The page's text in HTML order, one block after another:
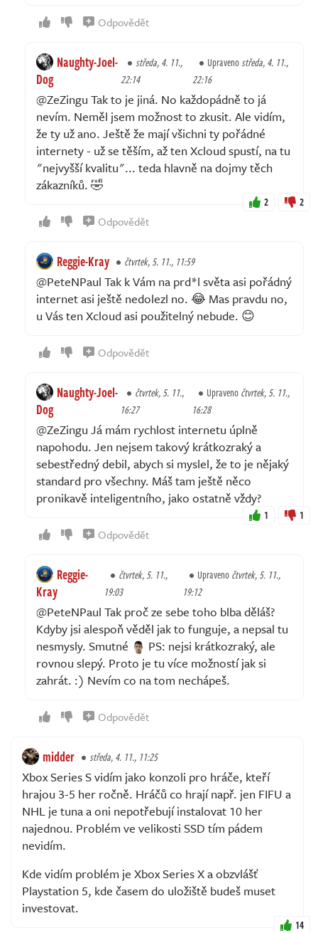
Odpovědět
Naughty-Joel-
Dog
středa, 4. 11.,
22:14
Upravenostředa, 4. 11.,
22:16
@ZeZingu Tak to je jiná. No každopádně to já
nevím. Neměl jsem možnost to zkusit. Ale vidím,
že ty už ano. Ještě že mají všichni ty pořádné
internety - už se těším, až ten Xcloud spustí, na tu
"nejvyšší kvalitu"... teda hlavně na dojmy těch
zákazníků. 🤣
2 2
Odpovědět
Reggie-Kray čtvrtek, 5. 11., 11:59
@PeteNPaul Tak k Vám na prd*l světa asi pořádný
internet asi ještě nedolezl no. 😂 Mas pravdu no,
u Vás ten Xcloud asi použitelný nebude. 😊
Odpovědět
Naughty-Joel-
Dog
čtvrtek, 5. 11.,
16:27
Upravenočtvrtek, 5. 11.,
16:28
@ZeZingu Já mám rychlost internetu úplně
napohodu. Jen nejsem takový krátkozraký a
sebestředný debil, abych si myslel, že to je nějaký
standard pro všechny. Máš tam ještě něco
pronikavě inteligentního, jako ostatně vždy?
1 1
Odpovědět
Reggie-
Kray
čtvrtek, 5. 11.,
19:03
Upravenočtvrtek, 5. 11.,
19:12
@PeteNPaul Tak proč ze sebe toho blba děláš?
Kdyby jsi alespoň věděl jak to funguje, a nepsal tu
nesmysly. Smutné
PS: nejsi krátkozraký, ale
rovnou slepý. Proto je tu více možností jak si
zahrát. :) Nevím co na tom nechápeš.
Odpovědět
midder středa, 4. 11., 11:25
Xbox Series S vidím jako konzoli pro hráče, kteří
hrajou 3-5 her ročně. Hráčů co hrají např. jen FIFU a
NHL je tuna a oni nepotřebují instalovat 10 her
najednou. Problém ve velikosti SSD tím pádem
nevidím.
Kde vidím problém je Xbox Series X a obzvlášť
Playstation 5, kde časem do uložiště budeš muset
investovat.
14